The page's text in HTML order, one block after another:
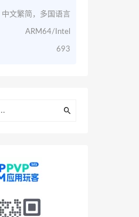
中文繁简，多国语言
ARM64/Intel
693